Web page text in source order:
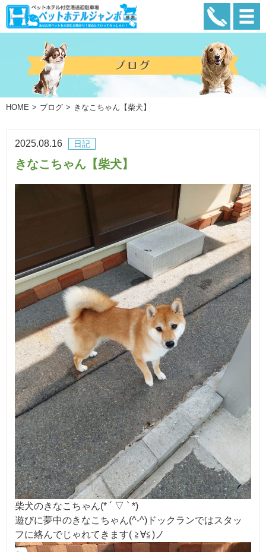
HOME ブログ きなこちゃん【柴犬】
日記
2025.08.16
きなこちゃん【柴犬】
柴犬のきなこちゃん(* ´ ▽ ` *)
遊びに夢中のきなこちゃん(^-^)ドックランではスタッ
フに絡んでじゃれてきます( ≧∀≦)ノ